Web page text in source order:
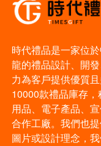
時代禮品是一家位
龍的禮品設計、開
力為客戶提供優質
10000款禮品庫存
用品、電子產品、
合作工廠。我們也
圖片或設計理念，